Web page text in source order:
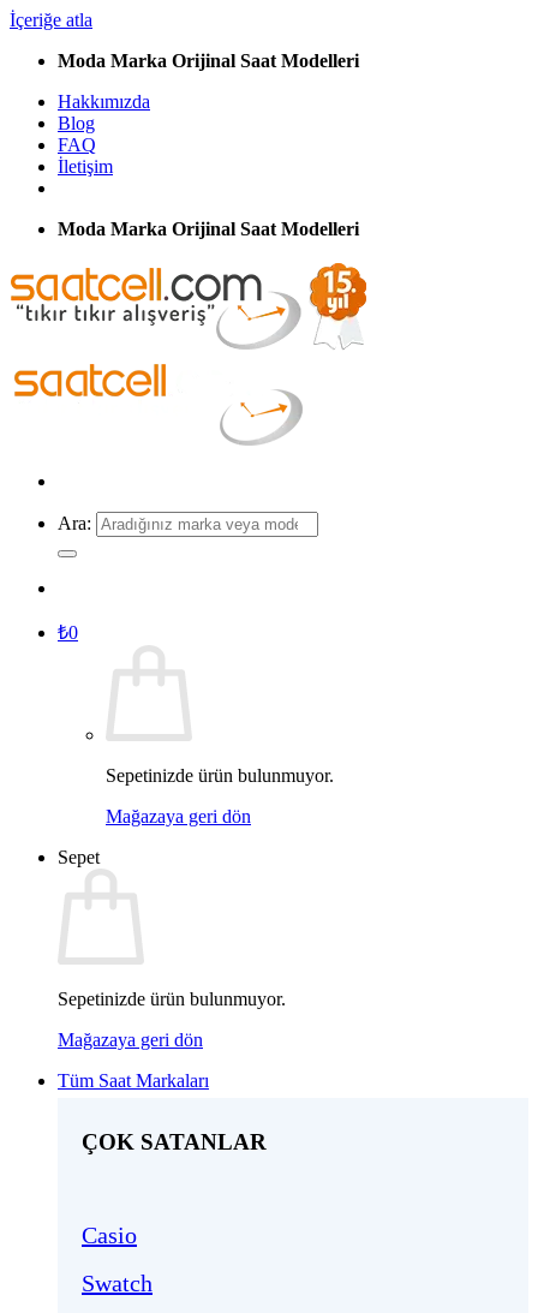
İçeriğe atla
Moda Marka Orijinal Saat Modelleri
Hakkımızda
Blog
FAQ
İletişim
Moda Marka Orijinal Saat Modelleri
Ara:
₺0
Sepetinizde ürün bulunmuyor.
Mağazaya geri dön
Sepet
Sepetinizde ürün bulunmuyor.
Mağazaya geri dön
Tüm Saat Markaları
ÇOK SATANLAR
Casio
Swatch